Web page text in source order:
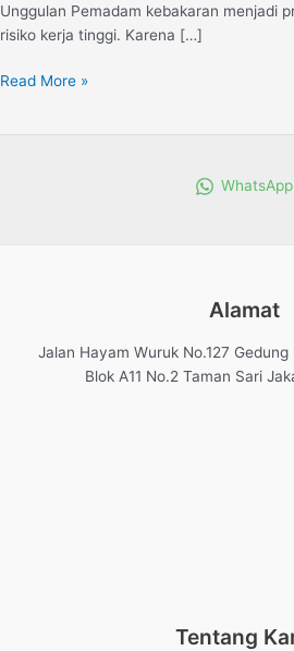
Unggulan Pemadam kebakaran menjadi
risiko kerja tinggi. Karena […]
Read More »
WhatsApp
Alamat
Jalan Hayam Wuruk No.127
Blok A11 No.2 Taman Sari
Tentang